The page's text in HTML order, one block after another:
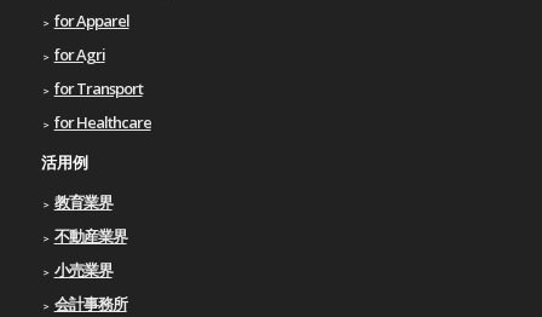
for Apparel
for Agri
for Transport
for Healthcare
活用例
教育業界
不動産業界
小売業界
会計事務所